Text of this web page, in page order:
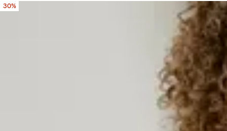
Industrienorm, z. B. aus Bio-Baumwolle und recycelter Wolle.
dass Mode anders und verantwortungsvoller gemacht werden
Umweltauswirkungen als auch auf faire Arbeitsbedingungen.
Nachhaltigkeitsziele, unsere Zertifikate und unsere
30%